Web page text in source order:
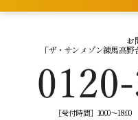
お
「ザ・サンメゾン練馬高野
［受付時間］10:00～18:00